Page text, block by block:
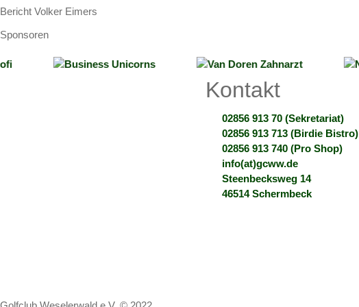
Bericht Volker Eimers
Sponsoren
Kontakt
02856 913 70 (Sekretariat)
02856 913 713 (Birdie Bistro)
02856 913 740 (Pro Shop)
info(at)gcww.de
Steenbecksweg 14
46514 Schermbeck